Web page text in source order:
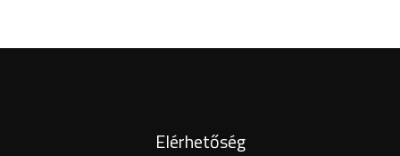
Elérhetőség